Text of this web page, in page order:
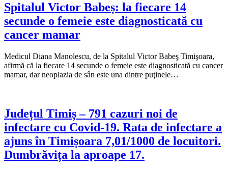
Spitalul Victor Babeș: la fiecare 14
secunde o femeie este diagnosticată cu
cancer mamar
Medicul Diana Manolescu, de la Spitalul Victor Babeş Timişoara,
afirmă că la fiecare 14 secunde o femeie este diagnosticată cu cancer
mamar, dar neoplazia de sân este una dintre puţinele…
Județul Timiș – 791 cazuri noi de
infectare cu Covid-19. Rata de infectare a
ajuns în Timișoara 7,01/1000 de locuitori.
Dumbrăvița la aproape 17.